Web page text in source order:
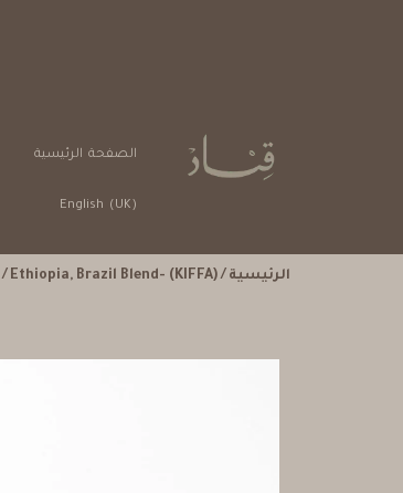
الصفحة الرئيسية
English (UK)
الرئيسية /
/ Ethiopia, Brazil Blend- (KIFFA)